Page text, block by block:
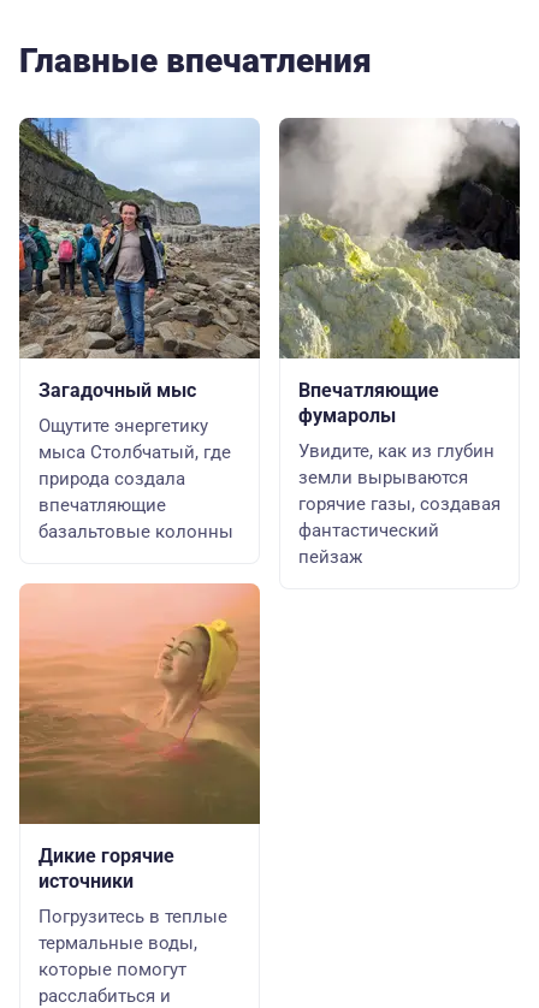
Главные впечатления
Загадочный мыс
Ощутите энергетику
мыса Столбчатый, где
природа создала
впечатляющие
базальтовые колонны
Дикие горячие
источники
Погрузитесь в теплые
термальные воды,
которые помогут
расслабиться и
Впечатляющие
фумаролы
Увидите, как из глубин
земли вырываются
горячие газы, создавая
фантастический
пейзаж